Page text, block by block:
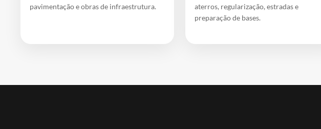
pavimentação e obras de infraestrutura.
aterros, regularização, estradas e
preparação de bases.